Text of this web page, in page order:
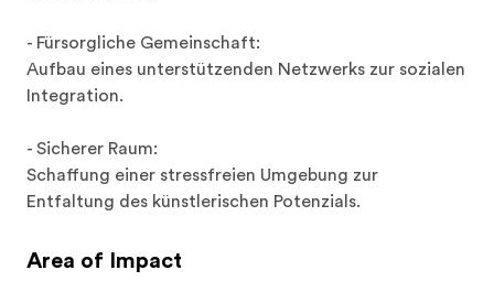
- Fürsorgliche Gemeinschaft:
Aufbau eines unterstützenden Netzwerks zur sozialen
Integration.
- Sicherer Raum:
Schaffung einer stressfreien Umgebung zur
Entfaltung des künstlerischen Potenzials.
Area of Impact